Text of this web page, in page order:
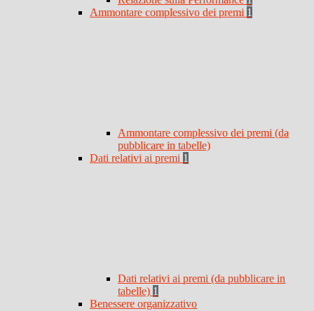
Ammontare complessivo dei premi 1
Ammontare complessivo dei premi (da
pubblicare in tabelle)
Dati relativi ai premi 1
Dati relativi ai premi (da pubblicare in
tabelle) 1
Benessere organizzativo